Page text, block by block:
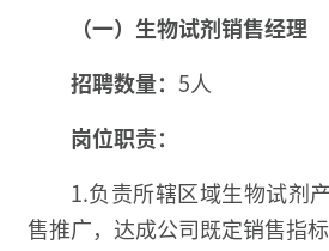
（一）生物试剂销售经理
招聘数量： 5人
岗位职责：
1.负责所辖区域生物试剂
售推广，达成公司既定销售指标